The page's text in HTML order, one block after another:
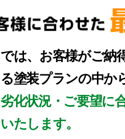
では、お客様がご納
る塗装プランの中か
劣化状況・ご要望に
いたします。